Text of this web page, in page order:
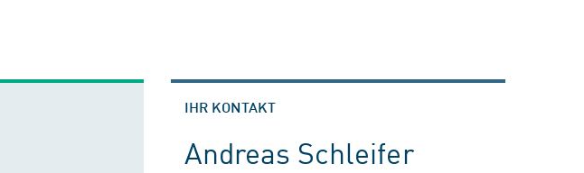
IHR KONTAKT
Andreas Schleifer